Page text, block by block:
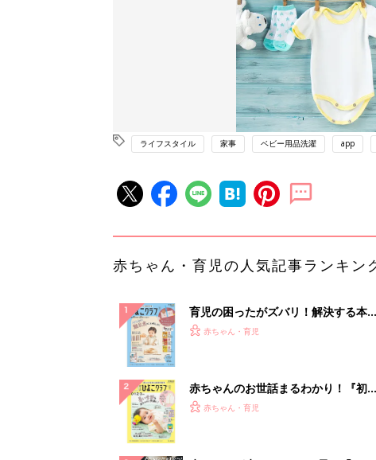
ライフスタイル 家事 ベビー用品洗濯 app
赤ちゃん・育児の人気記事ランキン
育児の困ったがズバリ！解決する本
『ひよこクラブ 秋号』 4カ月～2才
赤ちゃん・育児
赤ちゃんのお世話まるわかり！『初め
てのひよこクラブ 夏号』〈巻頭大特
赤ちゃん・育児